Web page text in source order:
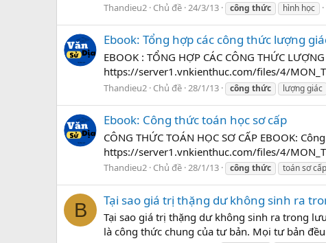
Thandieu2 Chủ đề 24/3/13 công thức hình học
Ebook: Tổng hợp các công thức lượng
EBOOK : TỔNG HỢP CÁC CÔNG THỨC
https://server1.vnkienthuc.com/files/4/
Thandieu2 Chủ đề 28/1/13 công thức lượng giác
Ebook: Công thức toán học sơ cấp
CÔNG THỨC TOÁN HỌC SƠ CẤP EBOOK:
https://server1.vnkienthuc.com/files/4/
Thandieu2 Chủ đề 28/1/13 công thức toán sơ cấp
B Tại sao giá trị thặng dư không sinh ra
Tại sao giá trị thặng dư không sinh ra trong
là công thức chung của tư bản. Mọi tư bản